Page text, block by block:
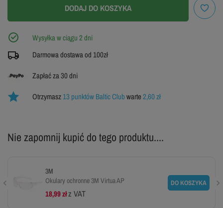
DODAJ DO KOSZYKA
Wysyłka w ciągu 2 dni
Darmowa dostawa od 100zł
Zapłać za 30 dni
Otrzymasz13 punktów Baltic Clubwarte2,60 zł
Nie zapomnij kupić do tego produktu....
3M
Okulary ochronne 3M Virtua AP
18,99 złz VAT
DO KOSZYKA